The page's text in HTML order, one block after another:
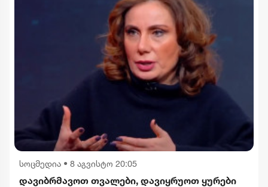
სოცმედია • 8 აგვისტო 20:05
დავიბრმავოთ თვალები, დავიყრუოთ ყურები